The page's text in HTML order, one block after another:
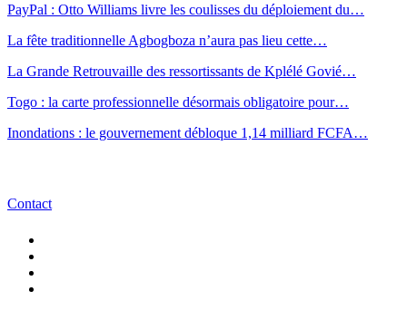
PayPal : Otto Williams livre les coulisses du déploiement du…
La fête traditionnelle Agbogboza n’aura pas lieu cette…
La Grande Retrouvaille des ressortissants de Kplélé Govié…
Togo : la carte professionnelle désormais obligatoire pour…
Inondations : le gouvernement débloque 1,14 milliard FCFA…
Contact